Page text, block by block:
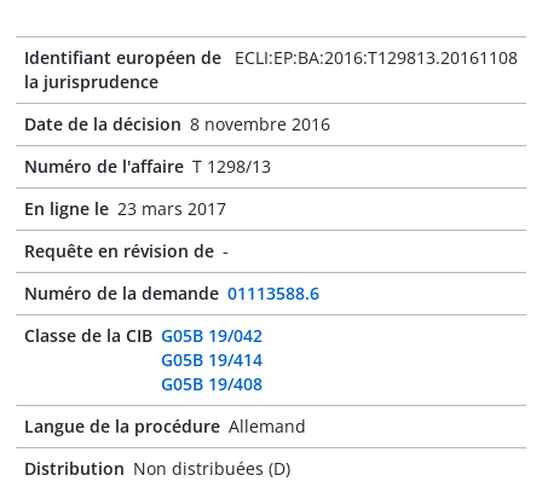
Identifiant européen de
la jurisprudence
ECLI:EP:BA:2016:T129813.20161108
Date de la décision 8 novembre 2016
Numéro de l'affaire T 1298/13
En ligne le 23 mars 2017
Requête en révision de -
Numéro de la demande 01113588.6
Classe de la CIB G05B 19/042
G05B 19/414
G05B 19/408
Langue de la procédure Allemand
Distribution Non distribuées (D)